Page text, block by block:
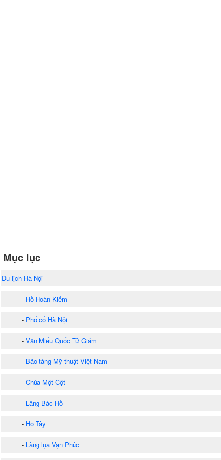
Mục lục
Du lịch Hà Nội
- Hồ Hoàn Kiếm
- Phố cổ Hà Nội
- Văn Miếu Quốc Tử Giám
- Bảo tàng Mỹ thuật Việt Nam
- Chùa Một Cột
- Lăng Bác Hồ
- Hồ Tây
- Làng lụa Vạn Phúc